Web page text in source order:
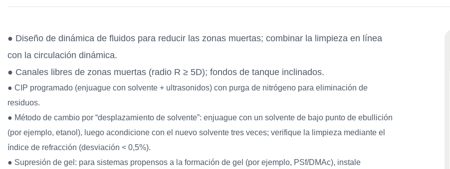
● Diseño de dinámica de fluidos para reducir las zonas muertas; combinar la limpieza en línea
con la circulación dinámica.
● Canales libres de zonas muertas (radio R ≥ 5D); fondos de tanque inclinados.
● CIP programado (enjuague con solvente + ultrasonidos) con purga de nitrógeno para eliminación de
residuos.
● Método de cambio por “desplazamiento de solvente”: enjuague con un solvente de bajo punto de ebullición
(por ejemplo, etanol), luego acondicione con el nuevo solvente tres veces; verifique la limpieza mediante el
índice de refracción (desviación < 0,5%).
● Supresión de gel: para sistemas propensos a la formación de gel (por ejemplo, PSf/DMAc), instale